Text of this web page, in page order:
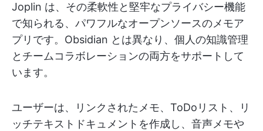
Joplin は、その柔軟性と堅牢なプライバシー機能
で知られる、パワフルなオープンソースのメモア
プリです。Obsidian とは異なり、個人の知識管理
とチームコラボレーションの両方をサポートして
います。
ユーザーは、リンクされたメモ、ToDoリスト、リ
ッチテキストドキュメントを作成し、音声メモや